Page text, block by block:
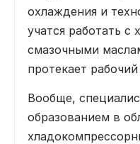
охлаждения и
учатся работать с
смазочными
протекает
Вообще,
образованием в